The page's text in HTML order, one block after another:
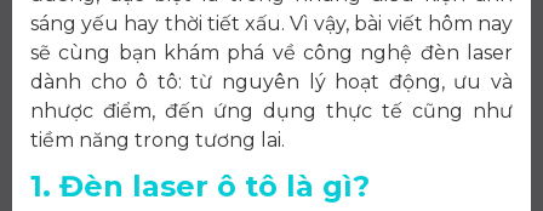
sáng yếu hay thời tiết xấu. Vì vậy, bài viết hôm nay
sẽ cùng bạn khám phá về công nghệ đèn laser
dành cho ô tô: từ nguyên lý hoạt động, ưu và
nhược điểm, đến ứng dụng thực tế cũng như
tiềm năng trong tương lai.
1. Đèn laser ô tô là gì?